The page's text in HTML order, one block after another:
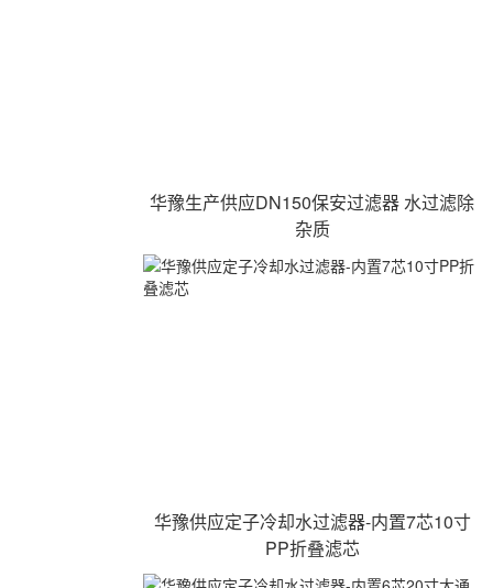
华豫生产供应DN150保安过滤器 水过滤除
杂质
华豫供应定子冷却水过滤器-内置7芯10寸
PP折叠滤芯